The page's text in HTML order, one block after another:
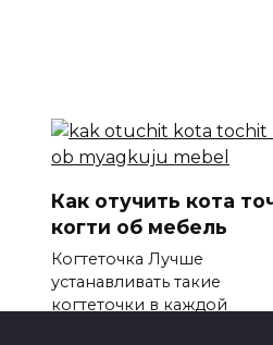
Как отучить кота
когти об мебель
Когтеточка Лучше
устанавливать такие
когтеточки в каждой